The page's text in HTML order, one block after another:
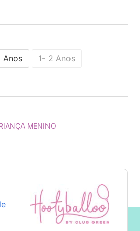
Anos
1- 2 Anos
MENINO